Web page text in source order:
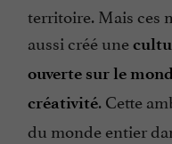
territoire. Mais ces
aussi créé une
ouverte sur le
créativité. Cette
du monde entier